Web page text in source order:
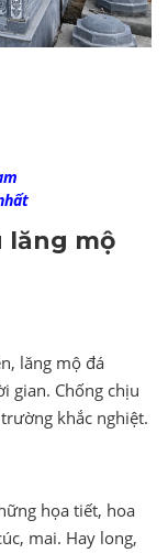
lăng mộ
lăng mộ đá
gian. Chống chịu
khắc nghiệt.
họa tiết, hoa
mai. Hay long,